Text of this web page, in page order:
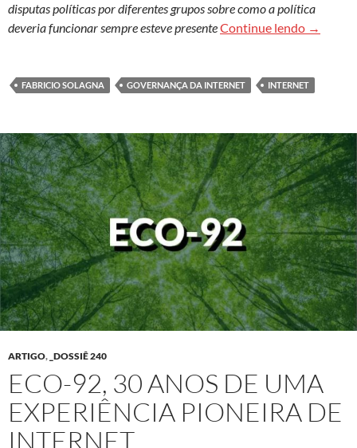
disputas políticas por diferentes grupos sobre como a política
deveria funcionar sempre esteve presenteContinue lendo →
FABRICIO SOLAGNA GOVERNANÇA DA INTERNET INTERNET
ARTIGO, _DOSSIÊ 240
ECO-92, 30 ANOS DE UMA
EXPERIÊNCIA PIONEIRA DE
INTERNET